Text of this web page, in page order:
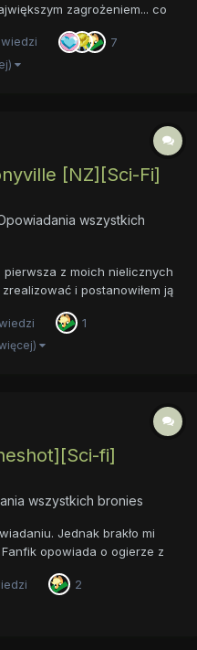
zagrożeniem... co
pojawi się program
Skryty w cieni...
7
[NZ][Sci-Fi]
wszystkich
z moich nielicznych
i postanowiłem ją
"S.T.A.L.K.E.R.-a" ze
które natchnęły m...
1
fi]
wszystkich bronies
Jednak brakło mi
opowiada o ogierze z
oraz o klaczy podającą się za
uczucie, jednak czy wciąż
2